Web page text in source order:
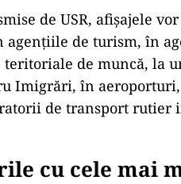
de USR, afișajele
de turism, în
teritoriale de muncă, la
Imigrări, în
de transport rutier
cu cele mai